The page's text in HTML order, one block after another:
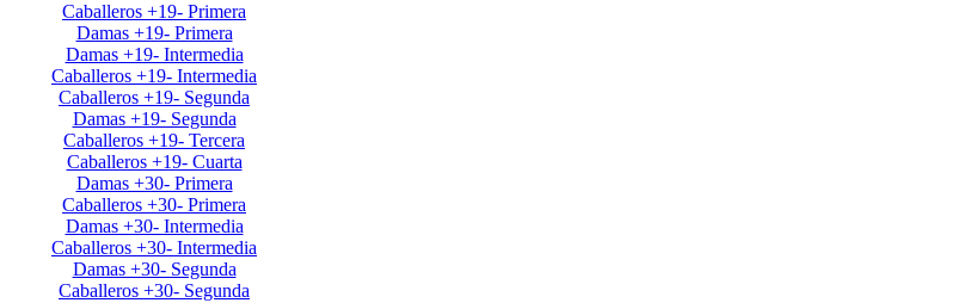
Caballeros +19- Primera
Damas +19- Primera
Damas +19- Intermedia
Caballeros +19- Intermedia
Caballeros +19- Segunda
Damas +19- Segunda
Caballeros +19- Tercera
Caballeros +19- Cuarta
Damas +30- Primera
Caballeros +30- Primera
Damas +30- Intermedia
Caballeros +30- Intermedia
Damas +30- Segunda
Caballeros +30- Segunda